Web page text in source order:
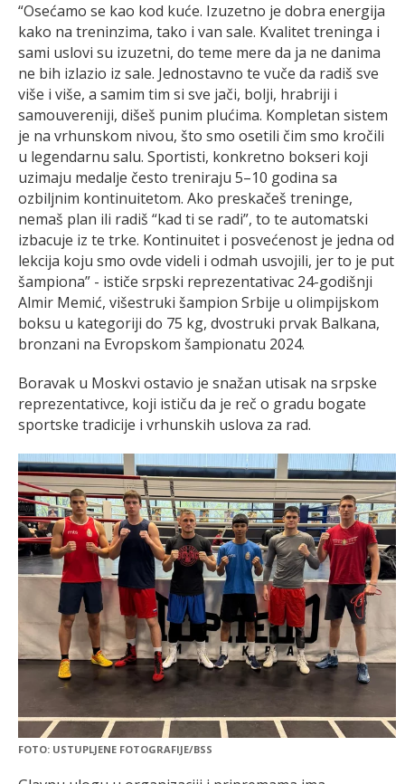
“Osećamo se kao kod kuće. Izuzetno je dobra energija
kako na treninzima, tako i van sale. Kvalitet treninga i
sami uslovi su izuzetni, do teme mere da ja ne danima
ne bih izlazio iz sale. Jednostavno te vuče da radiš sve
više i više, a samim tim si sve jači, bolji, hrabriji i
samouvereniji, dišeš punim plućima. Kompletan sistem
je na vrhunskom nivou, što smo osetili čim smo kročili
u legendarnu salu. Sportisti, konkretno bokseri koji
uzimaju medalje često treniraju 5–10 godina sa
ozbiljnim kontinuitetom. Ako preskačeš treninge,
nemaš plan ili radiš “kad ti se radi”, to te automatski
izbacuje iz te trke. Kontinuitet i posvećenost je jedna od
lekcija koju smo ovde videli i odmah usvojili, jer to je put
šampiona” - ističe srpski reprezentativac 24-godišnji
Almir Memić, višestruki šampion Srbije u olimpijskom
boksu u kategoriji do 75 kg, dvostruki prvak Balkana,
bronzani na Evropskom šampionatu 2024.
Boravak u Moskvi ostavio je snažan utisak na srpske
reprezentativce, koji ističu da je reč o gradu bogate
sportske tradicije i vrhunskih uslova za rad.
FOTO: USTUPLJENE FOTOGRAFIJE/BSS